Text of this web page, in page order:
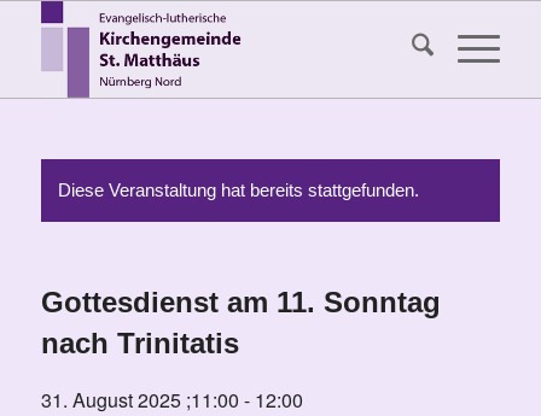
Diese Veranstaltung hat bereits stattgefunden.
Gottesdienst am 11. Sonntag
nach Trinitatis
31. August 2025 ;11:00 - 12:00